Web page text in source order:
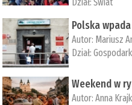
Polska
Autor: Mariusz
Dział:
Weekend w
Autor:Anna